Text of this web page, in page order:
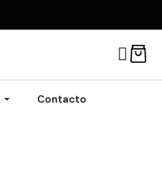
Contacto